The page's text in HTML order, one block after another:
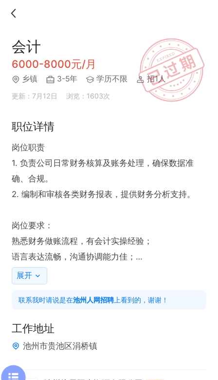
会计
6000-8000元/月
乡镇 3-5年 学历不限 招1人
更新：7月12日 浏览：1603次
职位详情
岗位职责
1. 负责公司日常财务核算及账务处理，确保数据准
确、合规。
2. 编制和审核各类财务报表，提供财务分析支持。
岗位要求：
熟悉财务做账流程，有会计实操经验；
语言表达流畅，沟通协调能力佳；
工作严谨细致，有责任心，遵守财务制度。
工作地址：池州市贵池区涓桥镇
以报销
展开
联系我时请说是在池州人网招聘 上看到的，谢谢！
工作地址
池州市贵池区涓桥镇